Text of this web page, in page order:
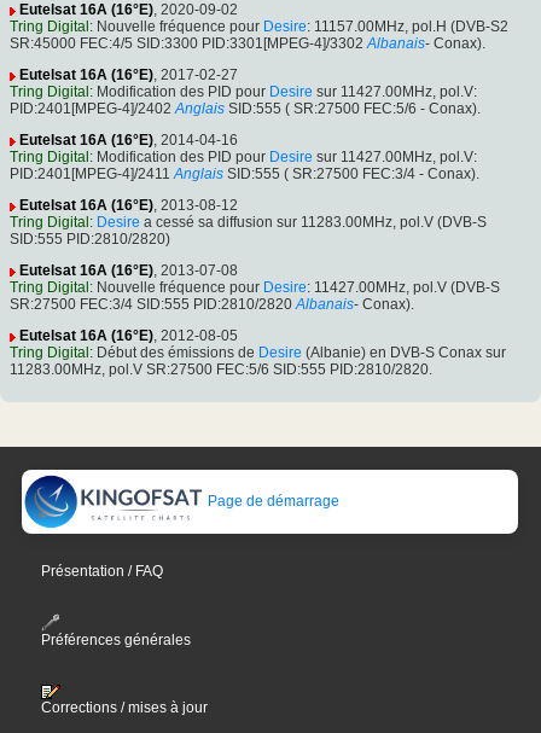
Eutelsat 16A (16°E), 2020-09-02
Tring Digital : Nouvelle fréquence pour Desire: 11157.00MHz, pol.H (DVB-S2
SR:45000 FEC:4/5 SID:3300 PID:3301[MPEG-4]/3302 Albanais- Conax).
Eutelsat 16A (16°E), 2017-02-27
Tring Digital : Modification des PID pour Desire sur 11427.00MHz, pol.V:
PID:2401[MPEG-4]/2402 Anglais SID:555 ( SR:27500 FEC:5/6 - Conax).
Eutelsat 16A (16°E), 2014-04-16
Tring Digital : Modification des PID pour Desire sur 11427.00MHz, pol.V:
PID:2401[MPEG-4]/2411 Anglais SID:555 ( SR:27500 FEC:3/4 - Conax).
Eutelsat 16A (16°E), 2013-08-12
Tring Digital : Desire a cessé sa diffusion sur 11283.00MHz, pol.V (DVB-S
SID:555 PID:2810/2820)
Eutelsat 16A (16°E), 2013-07-08
Tring Digital : Nouvelle fréquence pour Desire: 11427.00MHz, pol.V (DVB-S
SR:27500 FEC:3/4 SID:555 PID:2810/2820 Albanais- Conax).
Eutelsat 16A (16°E), 2012-08-05
Tring Digital : Début des émissions de Desire (Albanie) en DVB-S Conax sur
11283.00MHz, pol.V SR:27500 FEC:5/6 SID:555 PID:2810/2820.
Page de démarrage
Présentation / FAQ
Préférences générales
Corrections / mises à jour